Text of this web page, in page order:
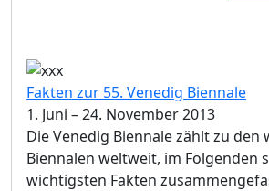
Fakten zur 55. Venedig Biennale
1. Juni – 24. November 2013
Die Venedig Biennale zählt zu den
Biennalen weltweit, im Folgenden
wichtigsten Fakten